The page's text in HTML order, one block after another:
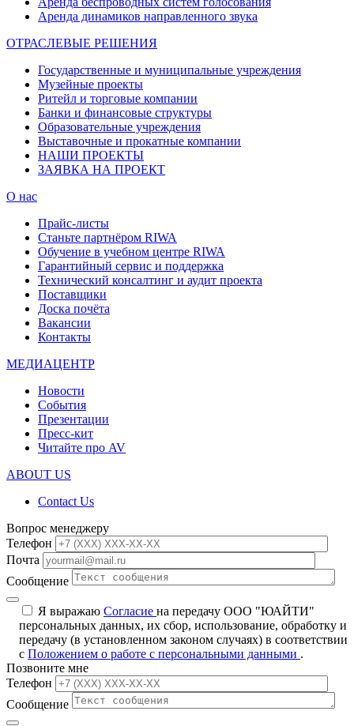
Аренда динамиков направленного звука
ОТРАСЛЕВЫЕ РЕШЕНИЯ
Государственные и муниципальные учреждения
Музейные проекты
Ритейл и торговые компании
Банки и финансовые структуры
Образовательные учреждения
Выставочные и прокатные компании
НАШИ ПРОЕКТЫ
ЗАЯВКА НА ПРОЕКТ
О нас
Прайс-листы
Станьте партнёром RIWA
Обучение в учебном центре RIWA
Гарантийный сервис и поддержка
Технический консалтинг и аудит проекта
Поставщики
Доска почёта
Вакансии
Контакты
МЕДИАЦЕНТР
Новости
События
Презентации
Пресс-кит
Читайте про AV
ABOUT US
Contact Us
Вопрос менеджеру
Телефон
Почта
Сообщение
Я выражаю Согласие на передачу ООО "ЮАЙТИ"
персональных данных, их сбор, использование, обработку и
передачу (в установленном законом случаях) в соответствии
с Положением о работе с персональными данными .
Позвоните мне
Телефон
Сообщение